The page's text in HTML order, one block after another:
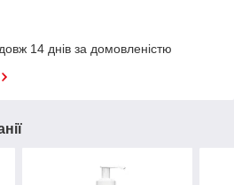
14 днів за домовленістю